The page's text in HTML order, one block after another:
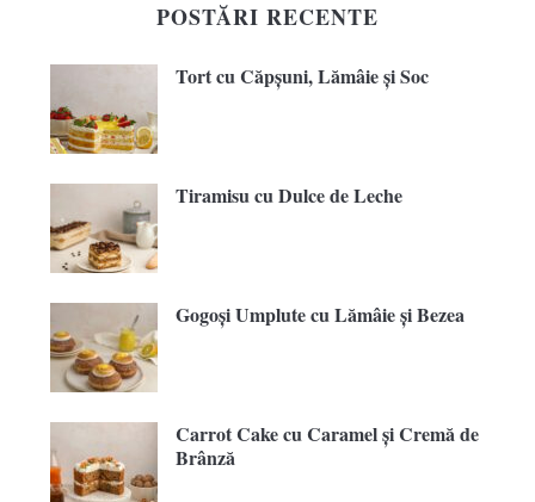
POSTĂRI RECENTE
Tort cu Căpșuni, Lămâie și Soc
Tiramisu cu Dulce de Leche
Gogoși Umplute cu Lămâie și Bezea
Carrot Cake cu Caramel și Cremă de
Brânză